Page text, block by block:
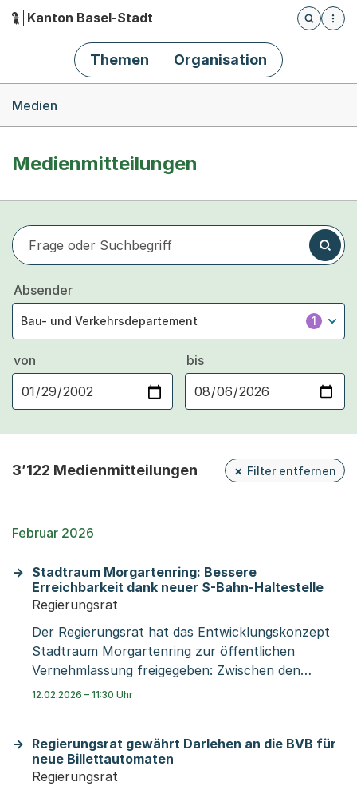
Hauptnavigation
Kanton Basel-Stadt
Öffnet
Themen Organisation
Medien
Medienmitteilungen
Frage oder Suchbegriff
Suchen
Absender
Bau- und Verkehrsdepartement 1
von bis
3’122 Medienmitteilungen Filter entfernen
Februar 2026
Stadtraum Morgartenring: Bessere
Erreichbarkeit dank neuer S-Bahn-Haltestelle
Regierungsrat
Der Regierungsrat hat das Entwicklungskonzept
Stadtraum Morgartenring zur öffentlichen
Vernehmlassung freigegeben: Zwischen den
Bahnhöfen Basel SBB und St. Johann soll, auf
Die Realisierung einer S-Bahn-Haltestelle im
bestehenden Siedlungsgebiet bedingt eine
abgestimmte Planung von Siedlung und
12.02.2026 – 11:30 Uhr
Regierungsrat gewährt Darlehen an die BVB für
neue Billettautomaten
Regierungsrat